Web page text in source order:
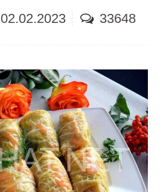
02.02.2023 33648